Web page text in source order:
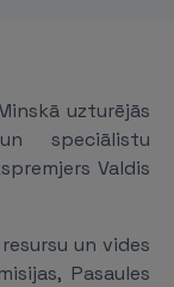
uzturējās
speciālistu
Valdis
un vides
Pasaules